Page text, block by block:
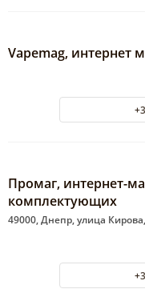
Vapemag, интернет
Промаг, интернет-
комплектующих
49000, Днепр, улица